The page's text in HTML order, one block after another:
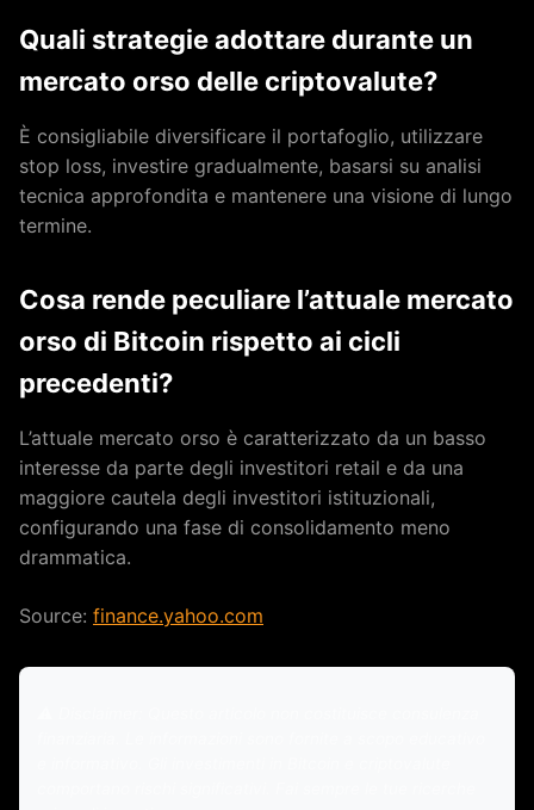
Quali strategie adottare durante un
mercato orso delle criptovalute?
È consigliabile diversificare il portafoglio, utilizzare
stop loss, investire gradualmente, basarsi su analisi
tecnica approfondita e mantenere una visione di lungo
termine.
Cosa rende peculiare l’attuale mercato
orso di Bitcoin rispetto ai cicli
precedenti?
L’attuale mercato orso è caratterizzato da un basso
interesse da parte degli investitori retail e da una
maggiore cautela degli investitori istituzionali,
configurando una fase di consolidamento meno
drammatica.
Source: finance.yahoo.com